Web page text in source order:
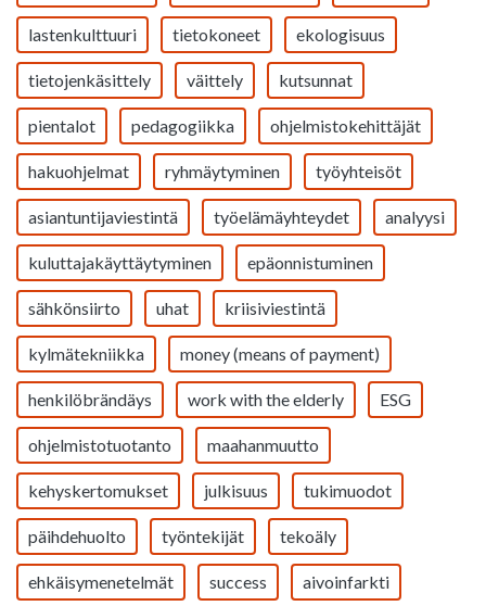
lastenkulttuuri tietokoneet ekologisuus
tietojenkäsittely väittely kutsunnat
pientalot pedagogiikka ohjelmistokehittäjät
hakuohjelmat ryhmäytyminen työyhteisöt
asiantuntijaviestintä työelämäyhteydet analyysi
kuluttajakäyttäytyminen epäonnistuminen
sähkönsiirto uhat kriisiviestintä
kylmätekniikka money (means of payment)
henkilöbrändäys work with the elderly ESG
ohjelmistotuotanto maahanmuutto
kehyskertomukset julkisuus tukimuodot
päihdehuolto työntekijät tekoäly
ehkäisymenetelmät success aivoinfarkti